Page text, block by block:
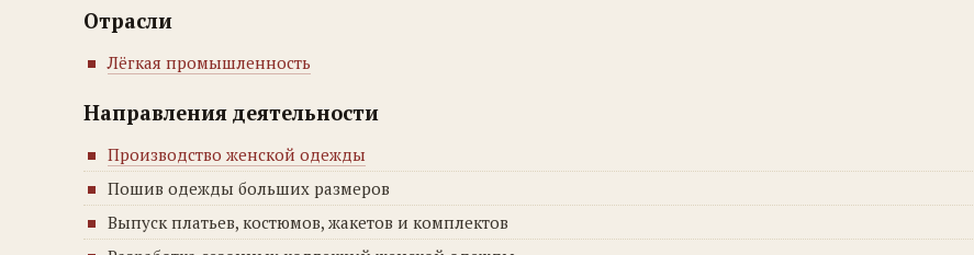
Отрасли
Лёгкая промышленность
Направления деятельности
Производство женской одежды
Пошив одежды больших размеров
Выпуск платьев, костюмов, жакетов и комплектов